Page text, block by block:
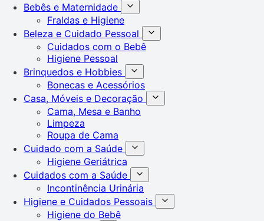
Bebês e Maternidade
Fraldas e Higiene
Beleza e Cuidado Pessoal
Cuidados com o Bebê
Higiene Pessoal
Brinquedos e Hobbies
Bonecas e Acessórios
Casa, Móveis e Decoração
Cama, Mesa e Banho
Limpeza
Roupa de Cama
Cuidado com a Saúde
Higiene Geriátrica
Cuidados com a Saúde
Incontinência Urinária
Higiene e Cuidados Pessoais
Higiene do Bebê